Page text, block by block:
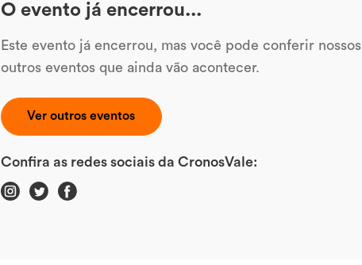
O evento já encerrou...
Este evento já encerrou, mas você pode conferir nossos
outros eventos que ainda vão acontecer.
Ver outros eventos
Confira as redes sociais da CronosVale: